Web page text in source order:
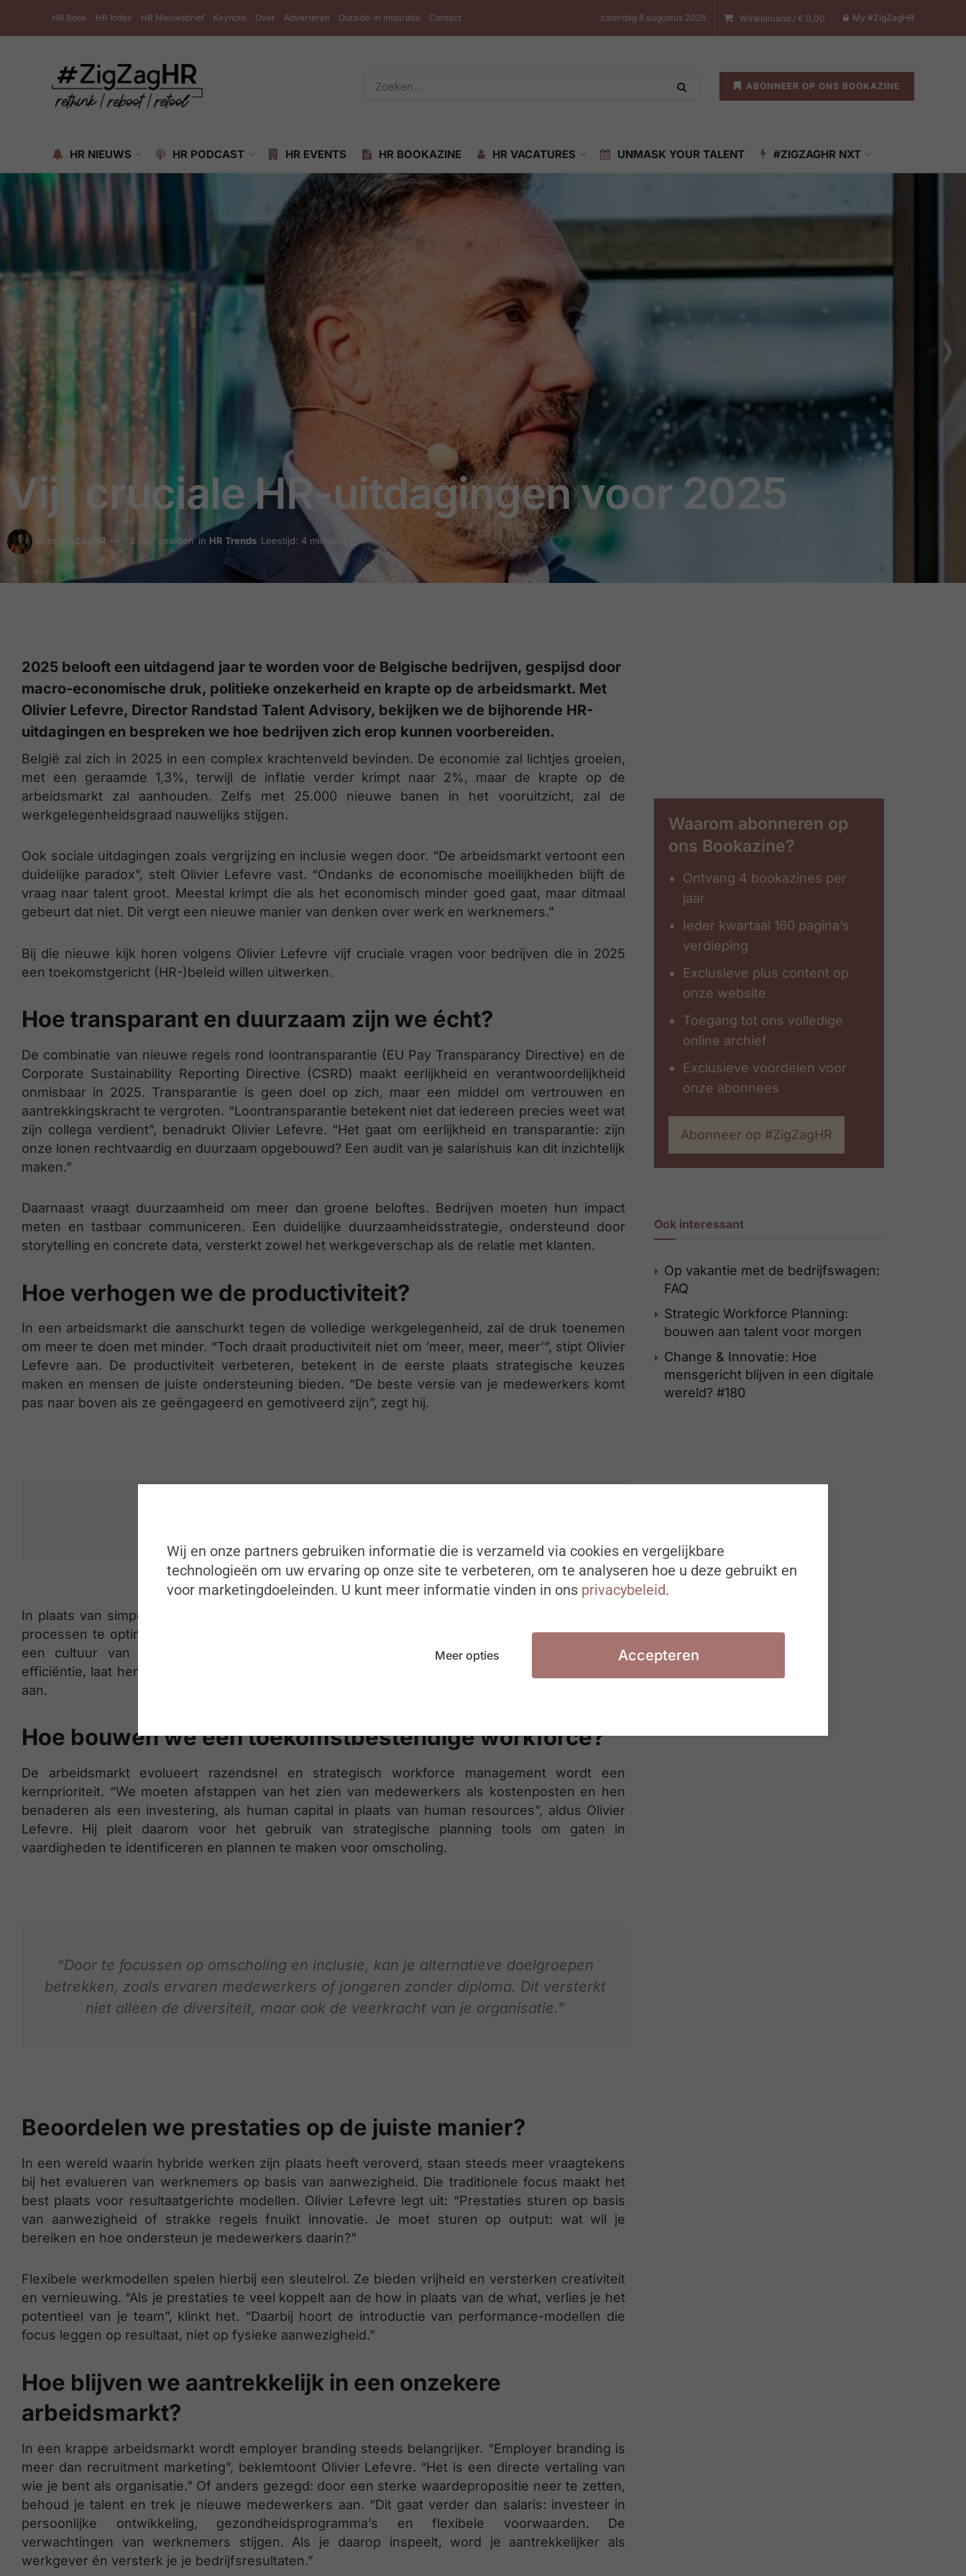
HR Boek HR Index HR Nieuwsbrief Keynote Over Adverteren Outside-in Inspiratie Contact zaterdag 8 augustus 2026 Winkelmand / € 0,00 My #ZigZagHR
ABONNEER OP ONS BOOKAZINE
HR NIEUWS HR PODCAST HR EVENTS HR BOOKAZINE HR VACATURES UNMASK YOUR TALENT #ZIGZAGHR NXT
Vijf cruciale HR-uitdagingen voor 2025
door ZigZagHR 2 jaar geleden in HR Trends Leestijd: 4 minuten
2025 belooft een uitdagend jaar te worden voor de Belgische bedrijven, gespijsd door
macro-economische druk, politieke onzekerheid en krapte op de arbeidsmarkt. Met
Olivier Lefevre, Director Randstad Talent Advisory, bekijken we de bijhorende HR-
uitdagingen en bespreken we hoe bedrijven zich erop kunnen voorbereiden.
België zal zich in 2025 in een complex krachtenveld bevinden. De economie zal lichtjes groeien,
met een geraamde 1,3%, terwijl de inflatie verder krimpt naar 2%, maar de krapte op de
arbeidsmarkt zal aanhouden. Zelfs met 25.000 nieuwe banen in het vooruitzicht, zal de
werkgelegenheidsgraad nauwelijks stijgen.
Ook sociale uitdagingen zoals vergrijzing en inclusie wegen door. “De arbeidsmarkt vertoont een
duidelijke paradox”, stelt Olivier Lefevre vast. “Ondanks de economische moeilijkheden blijft de
vraag naar talent groot. Meestal krimpt die als het economisch minder goed gaat, maar ditmaal
gebeurt dat niet. Dit vergt een nieuwe manier van denken over werk en werknemers.”
Bij die nieuwe kijk horen volgens Olivier Lefevre vijf cruciale vragen voor bedrijven die in 2025
een toekomstgericht (HR-)beleid willen uitwerken.
Hoe transparant en duurzaam zijn we écht?
De combinatie van nieuwe regels rond loontransparantie (EU Pay Transparancy Directive) en de
Corporate Sustainability Reporting Directive (CSRD) maakt eerlijkheid en verantwoordelijkheid
onmisbaar in 2025. Transparantie is geen doel op zich, maar een middel om vertrouwen en
aantrekkingskracht te vergroten. “Loontransparantie betekent niet dat iedereen precies weet wat
zijn collega verdient”, benadrukt Olivier Lefevre. “Het gaat om eerlijkheid en transparantie: zijn
onze lonen rechtvaardig en duurzaam opgebouwd? Een audit van je salarishuis kan dit inzichtelijk
maken.”
Daarnaast vraagt duurzaamheid om meer dan groene beloftes. Bedrijven moeten hun impact
meten en tastbaar communiceren. Een duidelijke duurzaamheidsstrategie, ondersteund door
storytelling en concrete data, versterkt zowel het werkgeverschap als de relatie met klanten.
Hoe verhogen we de productiviteit?
In een arbeidsmarkt die aanschurkt tegen de volledige werkgelegenheid, zal de druk toenemen
om meer te doen met minder. “Toch draait productiviteit niet om ‘meer, meer, meer’”, stipt Olivier
Lefevre aan. De productiviteit verbeteren, betekent in de eerste plaats strategische keuzes
maken en mensen de juiste ondersteuning bieden. “De beste versie van je medewerkers komt
pas naar boven als ze geëngageerd en gemotiveerd zijn”, zegt hij.
In plaats van simpelweg harder werken, kan technologie zoals AI en automatisering helpen om
processen te optimaliseren. Maar het gaat ook om de menselijke factor en om het creëren van
een cultuur van continue verbetering. “Betrek medewerkers actief in het verhogen van
efficiëntie, laat hen aantonen waar het beter kan en waardeer hun ideeën”, raadt Olivier Lefevre
aan.
Hoe bouwen we een toekomstbestendige workforce?
De arbeidsmarkt evolueert razendsnel en strategisch workforce management wordt een
kernprioriteit. “We moeten afstappen van het zien van medewerkers als kostenposten en hen
benaderen als een investering, als human capital in plaats van human resources”, aldus Olivier
Lefevre. Hij pleit daarom voor het gebruik van strategische planning tools om gaten in
vaardigheden te identificeren en plannen te maken voor omscholing.
“Door te focussen op omscholing en inclusie, kan je alternatieve doelgroepen
betrekken, zoals ervaren medewerkers of jongeren zonder diploma. Dit versterkt
niet alleen de diversiteit, maar ook de veerkracht van je organisatie.”
Beoordelen we prestaties op de juiste manier?
In een wereld waarin hybride werken zijn plaats heeft veroverd, staan steeds meer vraagtekens
bij het evalueren van werknemers op basis van aanwezigheid. Die traditionele focus maakt het
best plaats voor resultaatgerichte modellen. Olivier Lefevre legt uit: “Prestaties sturen op basis
van aanwezigheid of strakke regels fnuikt innovatie. Je moet sturen op output: wat wil je
bereiken en hoe ondersteun je medewerkers daarin?”
Flexibele werkmodellen spelen hierbij een sleutelrol. Ze bieden vrijheid en versterken creativiteit
en vernieuwing. “Als je prestaties te veel koppelt aan de how in plaats van de what, verlies je het
potentieel van je team”, klinkt het. “Daarbij hoort de introductie van performance-modellen die
focus leggen op resultaat, niet op fysieke aanwezigheid.”
Hoe blijven we aantrekkelijk in een onzekere
arbeidsmarkt?
In een krappe arbeidsmarkt wordt employer branding steeds belangrijker. “Employer branding is
meer dan recruitment marketing”, beklemtoont Olivier Lefevre. “Het is een directe vertaling van
wie je bent als organisatie.” Of anders gezegd: door een sterke waardepropositie neer te zetten,
behoud je talent en trek je nieuwe medewerkers aan. “Dit gaat verder dan salaris: investeer in
persoonlijke ontwikkeling, gezondheidsprogramma’s en flexibele voorwaarden. De
verwachtingen van werknemers stijgen. Als je daarop inspeelt, word je aantrekkelijker als
werkgever én versterk je je bedrijfsresultaten.”
Waarom abonneren op
ons Bookazine?
Ontvang 4 bookazines per
jaar
Ieder kwartaal 160 pagina’s
verdieping
Exclusieve plus content op
onze website
Toegang tot ons volledige
online archief
Exclusieve voordelen voor
onze abonnees
Abonneer op #ZigZagHR
Ook interessant
Op vakantie met de bedrijfswagen:
FAQ
Strategic Workforce Planning:
bouwen aan talent voor morgen
Change & Innovatie: Hoe
mensgericht blijven in een digitale
wereld? #180
Wij en onze partners gebruiken informatie die is verzameld via cookies en vergelijkbare
technologieën om uw ervaring op onze site te verbeteren, om te analyseren hoe u deze gebruikt en
voor marketingdoeleinden. U kunt meer informatie vinden in ons privacybeleid.
Meer opties Accepteren